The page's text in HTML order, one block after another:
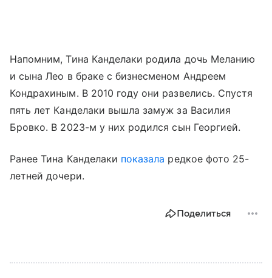
Напомним, Тина Канделаки родила дочь Меланию
и сына Лео в браке с бизнесменом Андреем
Кондрахиным. В 2010 году они развелись. Спустя
пять лет Канделаки вышла замуж за Василия
Бровко. В 2023-м у них родился сын Георгией.
Ранее Тина Канделаки показала редкое фото 25-
летней дочери.
Поделиться